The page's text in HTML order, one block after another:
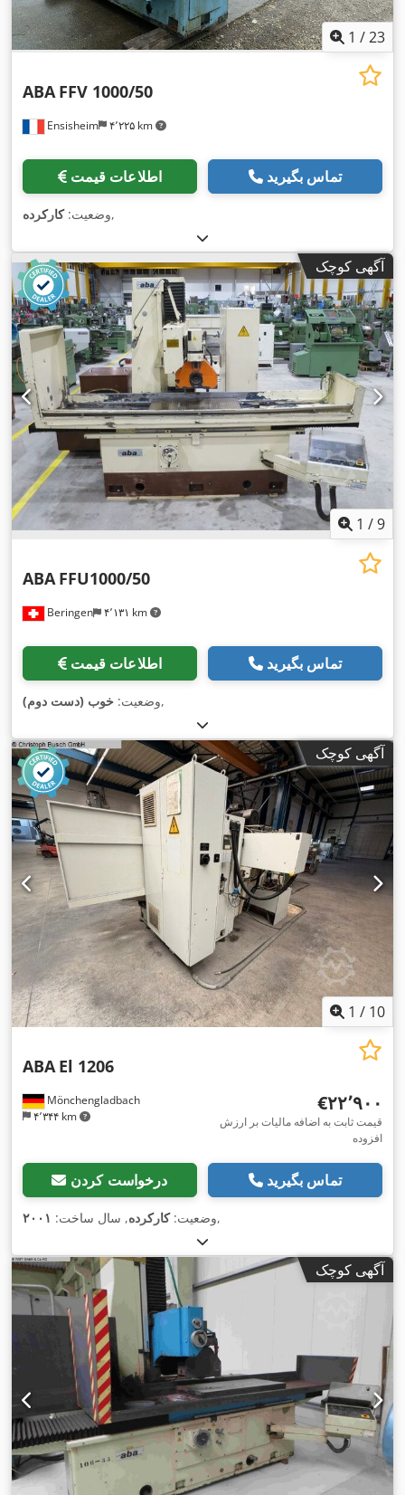
1 /23
Ensisheim ۴٬۲۲۵ km
ABA FFV 1000/50
اطلاعات قیمت تماس بگیرید
وضعیت:کارکرده ,
آگهی کوچک
1 /9
Beringen ۴٬۱۳۱ km
ABA FFU1000/50
اطلاعات قیمت تماس بگیرید
وضعیت: خوب (دست دوم) ,
آگهی کوچک
1 / 10
Mönchengladbach
۴٬۳۴۴ km
ABA El 1206
‎€۲۲٬۹۰۰
قیمت ثابت به اضافه مالیات بر ارزش
افزوده
درخواست کردن تماس بگیرید
وضعیت:کارکرده, سال ساخت: ۲۰۰۱ ,
آگهی کوچک